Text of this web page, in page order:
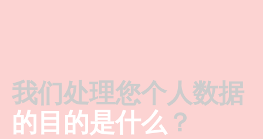
我们处理您个人数据
的目的是什么 ？